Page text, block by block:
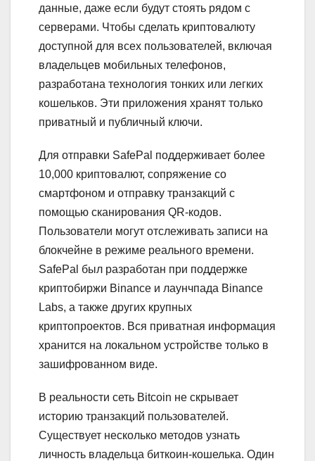
данные, даже если будут стоять рядом с
серверами. Чтобы сделать криптовалюту
доступной для всех пользователей, включая
владельцев мобильных телефонов,
разработана технология тонких или легких
кошельков. Эти приложения хранят только
приватный и публичный ключи.
Для отправки SafePal поддерживает более
10,000 криптовалют, сопряжение со
смартфоном и отправку транзакций с
помощью сканирования QR-кодов.
Пользователи могут отслеживать записи на
блокчейне в режиме реального времени.
SafePal был разработан при поддержке
криптобиржи Binance и лаунчпада Binance
Labs, а также других крупных
криптопроектов. Вся приватная информация
хранится на локальном устройстве только в
зашифрованном виде.
В реальности сеть Bitcoin не скрывает
историю транзакций пользователей.
Существует несколько методов узнать
личность владельца биткоин-кошелька. Один